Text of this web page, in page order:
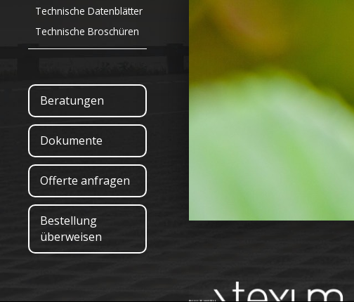
Technische Datenblätter
Technische Broschüren
Beratungen
Dokumente
Offerte anfragen
Bestellung
überweisen